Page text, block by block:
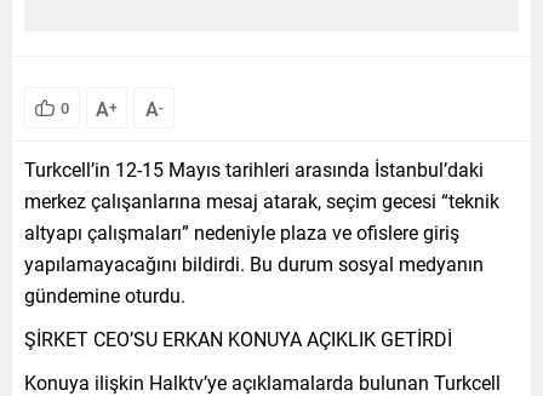
0 A+ A-
Turkcell’in 12-15 Mayıs tarihleri arasında İstanbul’daki
merkez çalışanlarına mesaj atarak, seçim gecesi “teknik
altyapı çalışmaları” nedeniyle plaza ve ofislere giriş
yapılamayacağını bildirdi. Bu durum sosyal medyanın
gündemine oturdu.
ŞİRKET CEO’SU ERKAN KONUYA AÇIKLIK GETİRDİ
Konuya ilişkin Halktv’ye açıklamalarda bulunan Turkcell